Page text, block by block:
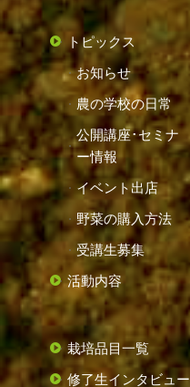
トピックス
お知らせ
農の学校の日常
公開講座･セミナ
ー情報
イベント出店
野菜の購入方法
受講生募集
活動内容
栽培品目一覧
修了生インタビュー